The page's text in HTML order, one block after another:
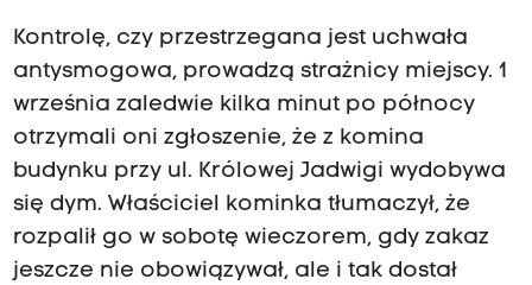
Kontrolę, czy przestrzegana jest uchwała
antysmogowa, prowadzą strażnicy miejscy. 1
września zaledwie kilka minut po północy
otrzymali oni zgłoszenie, że z komina
budynku przy ul. Królowej Jadwigi wydobywa
się dym. Właściciel kominka tłumaczył, że
rozpalił go w sobotę wieczorem, gdy zakaz
jeszcze nie obowiązywał, ale i tak dostał